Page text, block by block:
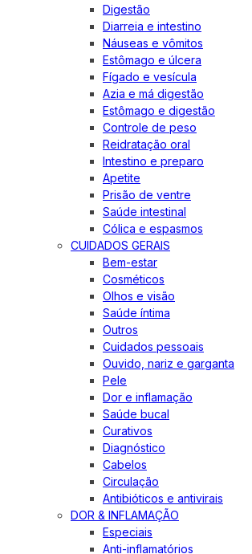
Digestão
Diarreia e intestino
Náuseas e vômitos
Estômago e úlcera
Fígado e vesícula
Azia e má digestão
Estômago e digestão
Controle de peso
Reidratação oral
Intestino e preparo
Apetite
Prisão de ventre
Saúde intestinal
Cólica e espasmos
CUIDADOS GERAIS
Bem-estar
Cosméticos
Olhos e visão
Saúde íntima
Outros
Cuidados pessoais
Ouvido, nariz e garganta
Pele
Dor e inflamação
Saúde bucal
Curativos
Diagnóstico
Cabelos
Circulação
Antibióticos e antivirais
DOR & INFLAMAÇÃO
Especiais
Anti-inflamatórios